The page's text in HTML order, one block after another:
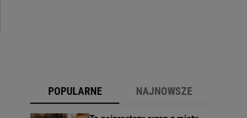
POPULARNE NAJNOWSZE